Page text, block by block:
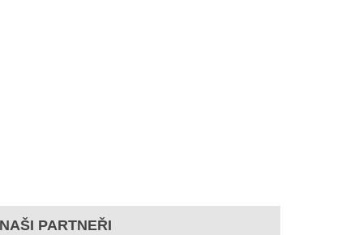
NAŠI PARTNEŘI